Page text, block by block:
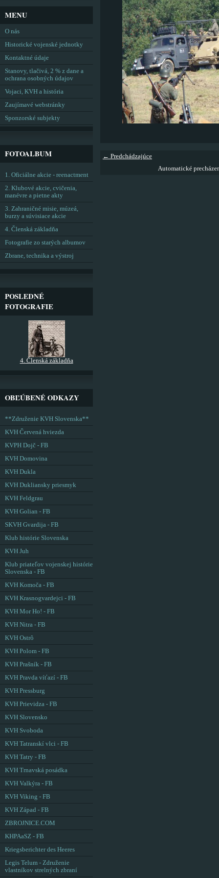
← Predchádzajúce
Automatické
MENU
O nás
Historické vojenské jednotky
Kontaktné údaje
Stanovy, tlačivá, 2 % z dane a
ochrana osobných údajov
Vojaci, KVH a história
Zaujímavé webstránky
Sponzorské subjekty
FOTOALBUM
1. Oficiálne akcie - reenactment
2. Klubové akcie, cvičenia,
manévre a pietne akty
3. Zahraničné misie, múzeá,
burzy a súvisiace akcie
4. Členská základňa
Fotografie zo starých albumov
Zbrane, technika a výstroj
POSLEDNÉ
FOTOGRAFIE
4. Členská základňa
OBĽÚBENÉ ODKAZY
**Združenie KVH Slovenska**
KVH Červená hviezda
KVPH Dojč - FB
KVH Domovina
KVH Dukla
KVH Dukliansky priesmyk
KVH Feldgrau
KVH Golian - FB
SKVH Gvardija - FB
Klub histórie Slovenska
KVH Juh
Klub priateľov vojenskej histórie
Slovenska - FB
KVH Komoča - FB
KVH Krasnogvardejci - FB
KVH Mor Ho! - FB
KVH Nitra - FB
KVH Ostrô
KVH Polom - FB
KVH Prašník - FB
KVH Pravda víťazí - FB
KVH Pressburg
KVH Prievidza - FB
KVH Slovensko
KVH Svoboda
KVH Tatranskí vlci - FB
KVH Tatry - FB
KVH Trnavská posádka
KVH Valkýra - FB
KVH Viking - FB
KVH Západ - FB
ZBROJNICE.COM
KHPAaSZ - FB
Kriegsberichter des Heeres
Legis Telum - Združenie
vlastníkov strelných zbraní